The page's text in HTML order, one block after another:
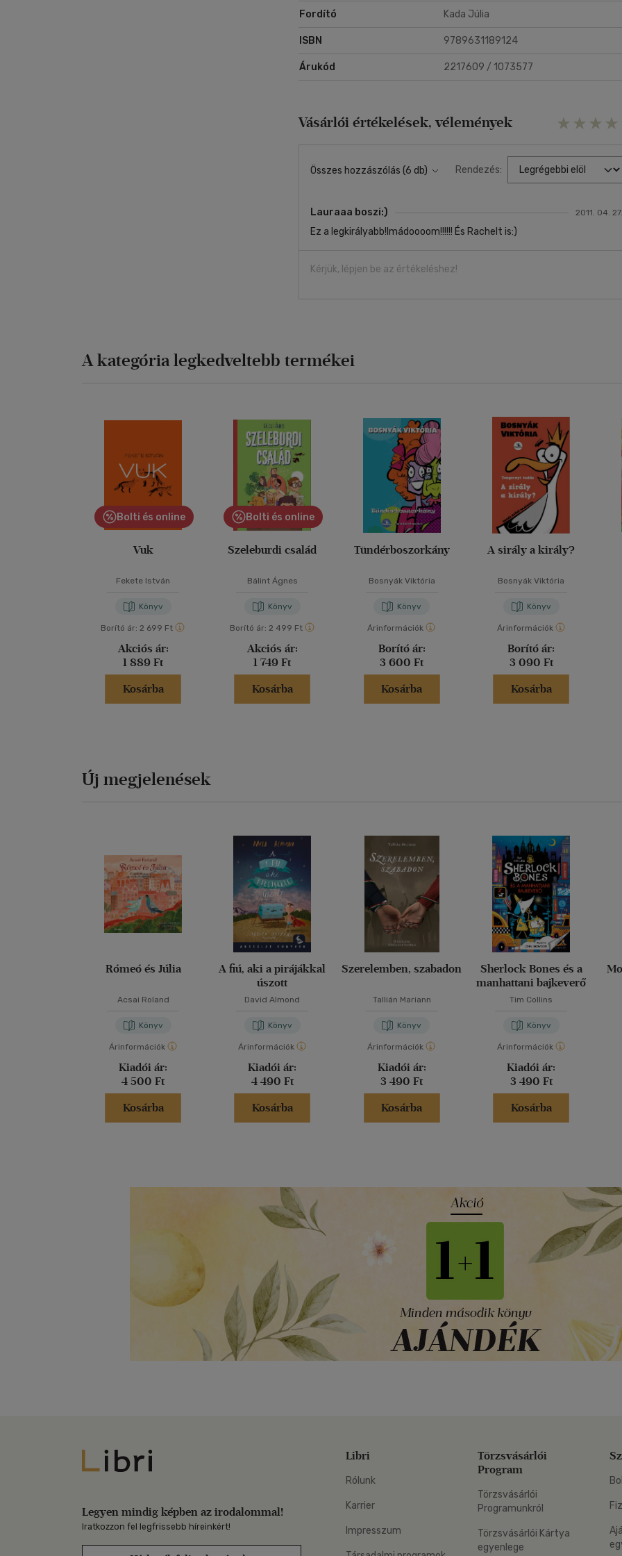
Fordító Kada Júlia
ISBN 9789631189124
Árukód 2217609 / 1073577
Vásárlói értékelések, vélemények
Összes hozzászólás (6 db) Rendezés:
Lauraaa boszi:) 2011. 04. 27.
Ez a legkirályabb!Imádoooom!!!!!! És Rachelt is:)
Kérjük, lépjen be az értékeléshez!
A kategória legkedveltebb termékei
Bolti és online
Vuk
Fekete István
Könyv
Borító ár: 2 699 Ft
Akciós ár:
1 889 Ft
Kosárba
Bolti és online
Szeleburdi család
Bálint Ágnes
Könyv
Borító ár: 2 499 Ft
Akciós ár:
1 749 Ft
Kosárba
Tündérboszorkány
Bosnyák Viktória
Könyv
Árinformációk
Borító ár:
3 600 Ft
Kosárba
A sirály a király?
Bosnyák Viktória
Könyv
Árinformációk
Borító ár:
3 090 Ft
Kosárba
Új megjelenések
Rómeó és Júlia
Acsai Roland
Könyv
Árinformációk
Kiadói ár:
4 500 Ft
Kosárba
A fiú, aki a pirájákkal
úszott
David Almond
Könyv
Árinformációk
Kiadói ár:
4 490 Ft
Kosárba
Szerelemben, szabadon
Tallián Mariann
Könyv
Árinformációk
Kiadói ár:
3 490 Ft
Kosárba
Sherlock Bones és a
manhattani bajkeverő
Tim Collins
Könyv
Árinformációk
Kiadói ár:
3 490 Ft
Kosárba
Libri
Legyen mindig képben az irodalommal!
Iratkozzon fel legfrissebb híreinkért!
Libri
Rólunk
Karrier
Impresszum
Törzsvásárlói
Program
Törzsvásárlói
Programunkról
Törzsvásárlói Kártya
egyenlege